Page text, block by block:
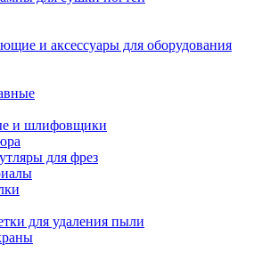
и аксессуары для оборудования
и шлифовщики
для фрез
для удаления пыли